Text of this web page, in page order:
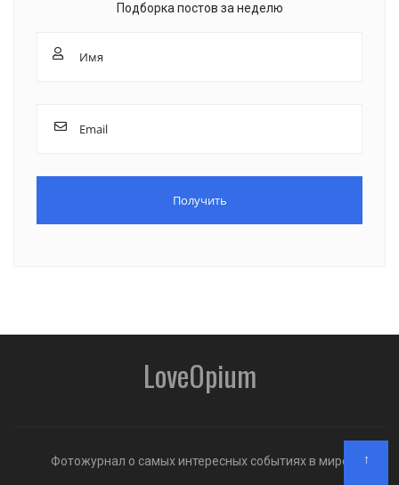
Подборка постов за неделю
LoveOpium
Фотожурнал о самых интересных событиях в мире ↑